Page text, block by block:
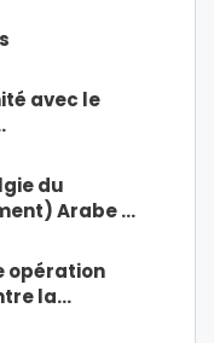
avec le
du
Arabe …
opération
la…